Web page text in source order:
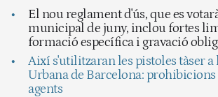
El nou reglament d'ús, que es
municipal de juny, inclou fortes
formació específica i gravació
Així s'utilitzaran les pistoles tàser a
Urbana de Barcelona:
agents